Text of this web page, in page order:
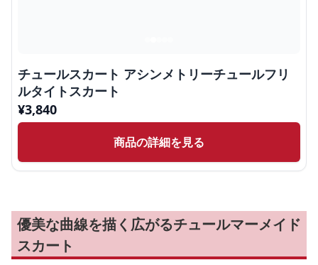
チュールスカート アシンメトリーチュールフリ
ルタイトスカート
¥3,840
商品の詳細を見る
優美な曲線を描く広がるチュールマーメイド
スカート